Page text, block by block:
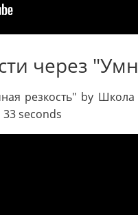
через
резкость" by
seconds